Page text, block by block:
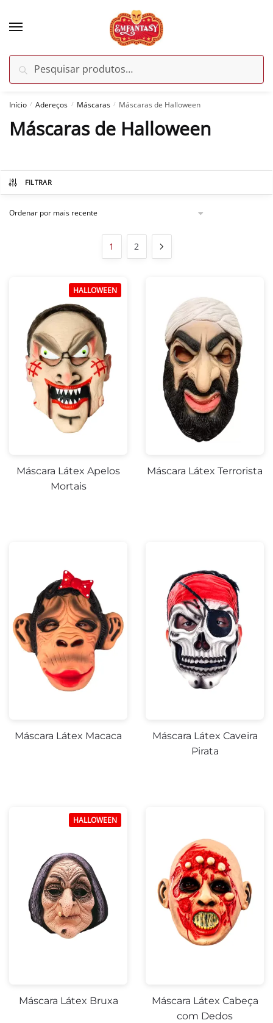
por:
Pesquisar
Início / Adereços / Máscaras / Máscaras de Halloween
Máscaras de Halloween
FILTRAR
1 2
HALLOWEEN
Máscara Látex Apelos
Mortais
Máscara Látex Terrorista
Máscara Látex Macaca
Máscara Látex Caveira
Pirata
HALLOWEEN
Máscara Látex Bruxa
Máscara Látex Cabeça
com Dedos